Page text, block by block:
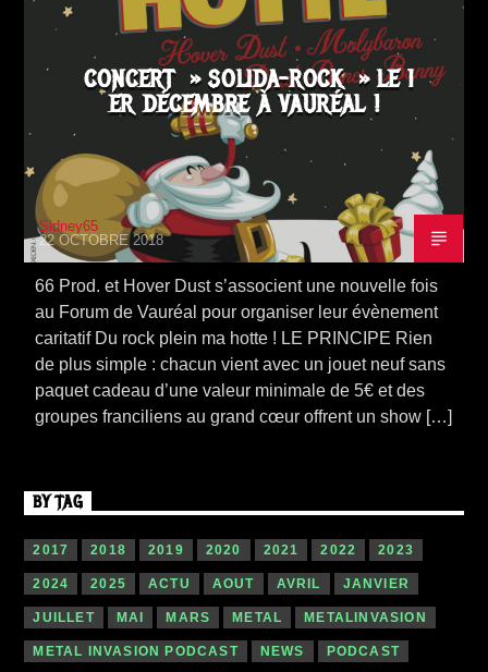
CONCERT » SOLIDA-ROCK » LE 1
ER DÉCEMBRE À VAURÉAL !
Sidney65
22 OCTOBRE 2018
66 Prod. et Hover Dust s’associent une nouvelle fois
au Forum de Vauréal pour organiser leur évènement
caritatif Du rock plein ma hotte ! LE PRINCIPE Rien
de plus simple : chacun vient avec un jouet neuf sans
paquet cadeau d’une valeur minimale de 5€ et des
groupes franciliens au grand cœur offrent un show […]
BY TAG
2017 2018 2019 2020 2021 2022 2023
2024 2025 ACTU AOUT AVRIL JANVIER
JUILLET MAI MARS METAL METALINVASION
METAL INVASION PODCAST NEWS PODCAST